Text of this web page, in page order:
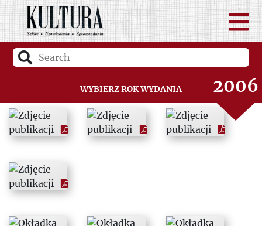
Wybierz rok wydania
2004
2005
2006
2007
2010